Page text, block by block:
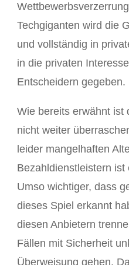
Techgiganten wird die
und vollständig in
in die privaten
Entscheidern gegeben.
Wie bereits erwähnt ist
nicht weiter
leider mangelhaften
Bezahldienstleistern
Umso wichtiger, dass
dieses Spiel erkannt
diesen Anbietern
Fällen mit Sicherheit
Überweisung gehen.